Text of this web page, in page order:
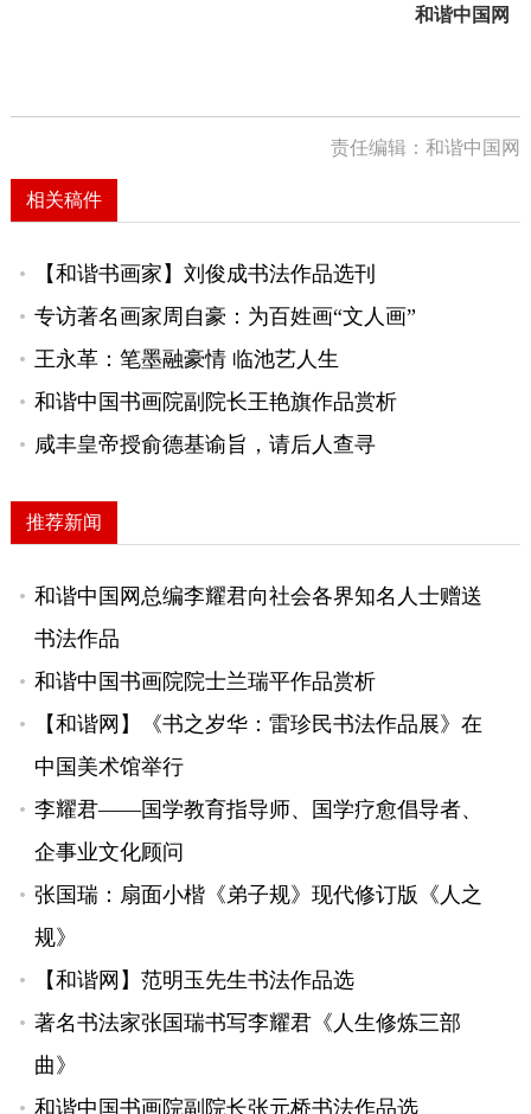
和谐中国网
责任编辑：和谐中国网
相关稿件
【和谐书画家】刘俊成书法作品选刊
专访著名画家周自豪：为百姓画“文人画”
王永革：笔墨融豪情 临池艺人生
和谐中国书画院副院长王艳旗作品赏析
咸丰皇帝授俞德基谕旨，请后人查寻
推荐新闻
和谐中国网总编李耀君向社会各界知名人士赠送
书法作品
和谐中国书画院院士兰瑞平作品赏析
【和谐网】《书之岁华：雷珍民书法作品展》在
中国美术馆举行
李耀君——国学教育指导师、国学疗愈倡导者、
企事业文化顾问
张国瑞：扇面小楷《弟子规》现代修订版《人之
规》
【和谐网】范明玉先生书法作品选
著名书法家张国瑞书写李耀君《人生修炼三部
曲》
和谐中国书画院副院长张元桥书法作品选